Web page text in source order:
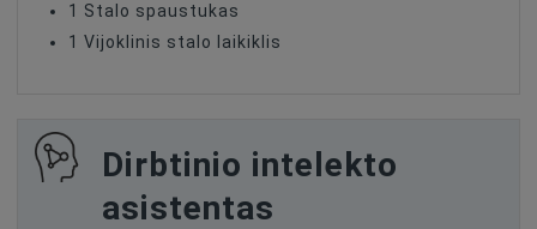
1 Stalo spaustukas
1 Vijoklinis stalo laikiklis
Dirbtinio intelekto
asistentas